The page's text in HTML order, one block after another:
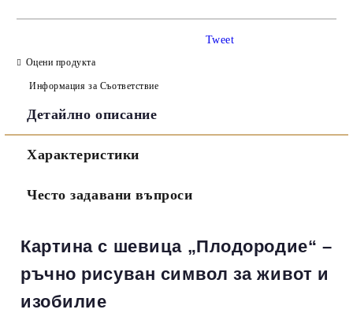
Ние ще се свържем с вас в рамките на работния ден.
Tweet
Оцени продукта
Информация за Съответствие
Детайлно описание
Характеристики
Често задавани въпроси
Картина с шевица „Плодородие“ –
ръчно рисуван символ за живот и
изобилие